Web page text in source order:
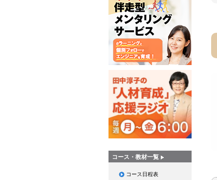
コース・教材一覧
コース日程表